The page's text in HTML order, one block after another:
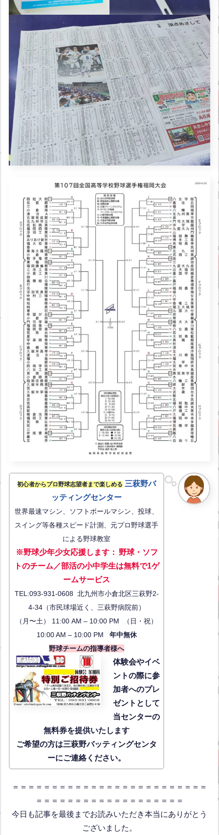
初心者からプロ野球志望者まで楽しめる 三萩野バ
ッティングセンター
世界最速マシン、ソフトボールマシン、投球、
スイング等各種スピード計測、元プロ野球選手
による野球教室
※野球少年少女応援します： 野球・ソフ
トのチーム／部活の小中学生は無料で1ゲ
ームサービス
TEL:093-931-0608 北九州市小倉北区三萩野2-
4-34（市民球場近く、三萩野病院前）
（月〜土） 11:00 AM – 10:00 PM （日・祝）
10:00 AM – 10:00 PM 年中無休
野球チームの指導者様へ
体験会やイベ
ントの際に参
加者へのプレ
ゼントとして
当センターの
無料券を提供いたします
ご希望の方は三萩野バッティングセンタ
ーにご連絡ください。
＝＝＝＝＝＝＝＝＝＝＝＝＝＝＝＝＝＝＝＝＝＝＝＝＝
＝＝＝＝＝＝＝＝＝＝＝＝＝＝＝＝＝＝＝
今日も記事を最後までお読みいただき本当にありがとう
ございました。